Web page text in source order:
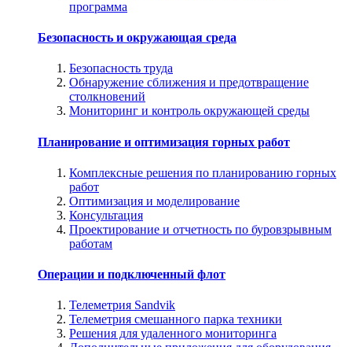
программа
Безопасность и окружающая среда
Безопасность труда
Обнаружение сближения и предотвращение
столкновений
Мониторинг и контроль окружающей среды
Планирование и оптимизация горных работ
Комплексные решения по планированию горных
работ
Оптимизация и моделирование
Консультация
Проектирование и отчетность по буровзрывным
работам
Операции и подключенный флот
Телеметрия Sandvik
Телеметрия смешанного парка техники
Решения для удаленного мониторинга